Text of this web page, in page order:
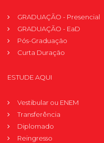
GRADUAÇÃO - Presencial
GRADUAÇÃO - EaD
Pós-Graduação
Curta Duração
ESTUDE AQUI
Vestibular ou ENEM
Transferência
Diplomado
Reingresso